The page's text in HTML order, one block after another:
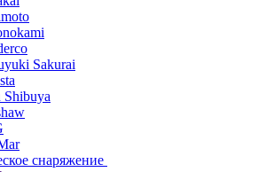
Sakurai
Shibuya
снаряжение